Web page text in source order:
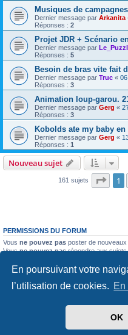
En poursuivant votre
l’utilisation de cookies.
OK
Musiques de campagnes
Dernier message par Arkanita
Réponses : 2
Projet JDR + Scénario
Dernier message par
Réponses : 5
Besoin de bras vite fait
Dernier message par Truc «
Réponses : 3
Animation loup-garou.
Dernier message par Gerg «
Réponses : 3
Kobolds ate my baby en
Dernier message par Gerg «
Réponses : 1
Nouveau sujet
161 sujets Page
1
PERMISSIONS DU FORUM
Vous ne pouvez pas poster de nouveaux
Vousne pouvez pasrépondre aux sujets
Vousne pouvez passupprimer vos
ne pouvez pas joindre des fichiers
phpBB ®